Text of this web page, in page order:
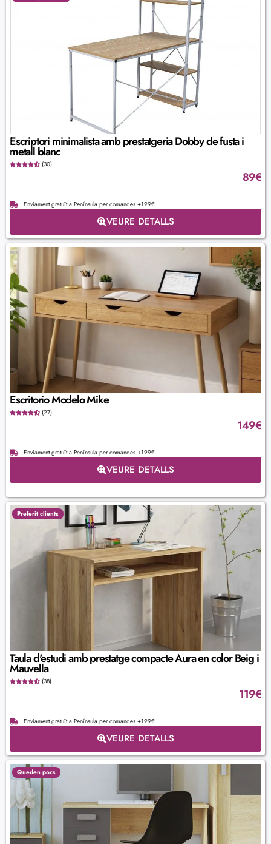
Escriptori minimalista amb prestatgeria Dobby de fusta i
metall blanc
(30)
89€
Enviament gratuït a Península per comandes +199€
VEURE DETALLS
Escritorio Modelo Mike
(27)
149€
Enviament gratuït a Península per comandes +199€
VEURE DETALLS
Preferit clients
Taula d'estudi amb prestatge compacte Aura en color Beig i
Mauvella
(38)
119€
Enviament gratuït a Península per comandes +199€
VEURE DETALLS
Queden pocs